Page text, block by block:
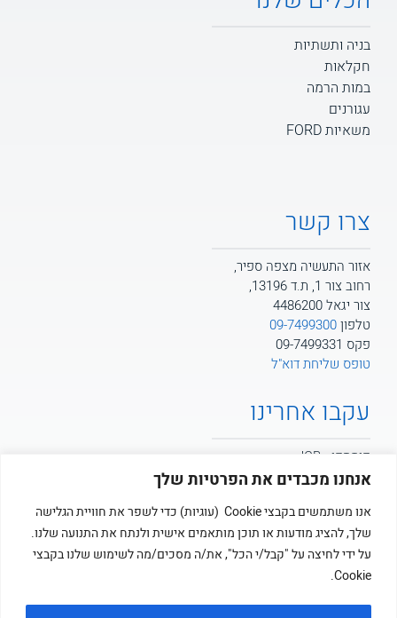
אנחנו מכבדים את הפרטיות שלך
אנו משתמשים בקבצי Cookie (עוגיות) כדי לשפר את חוויית הגלישה
שלך, להציג מודעות או תוכן מותאמים אישית ולנתח את התנועה שלנו.
על ידי לחיצה על "קבל/י הכל", את/ה מסכים/מה לשימוש שלנו בקבצי
Cookie.
בניה ותשתיות
חקלאות
במות הרמה
עגורנים
משאיות FORD
צרו קשר
אזור התעשיה מצפה ספיר,
רחוב צור 1, ת.ד 13196,
צור יגאל 4486200
טלפון09-7499300
פקס 09-7499331
טופס שליחת דוא"ל
עקבו אחרינו
קומסקו - JCB
קומסקו - POTAIN
קומסקו